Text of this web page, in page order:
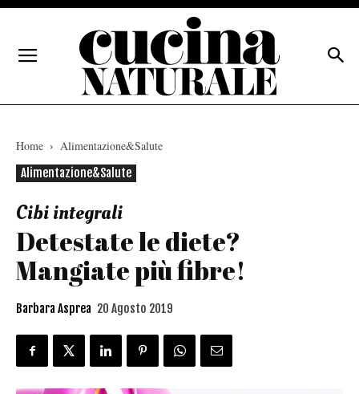
Home
Alimentazione&Salute
Alimentazione&Salute
Cibi integrali
Detestate le diete?
Mangiate più fibre!
Barbara Asprea 20 Agosto 2019